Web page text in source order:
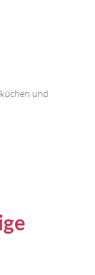
und